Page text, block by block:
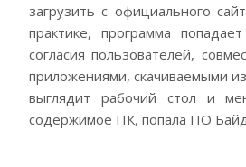
загрузить с официального
практике, программа
согласия пользователей,
приложениями, скачиваемыми
выглядит рабочий стол и
содержимое ПК, попала ПО